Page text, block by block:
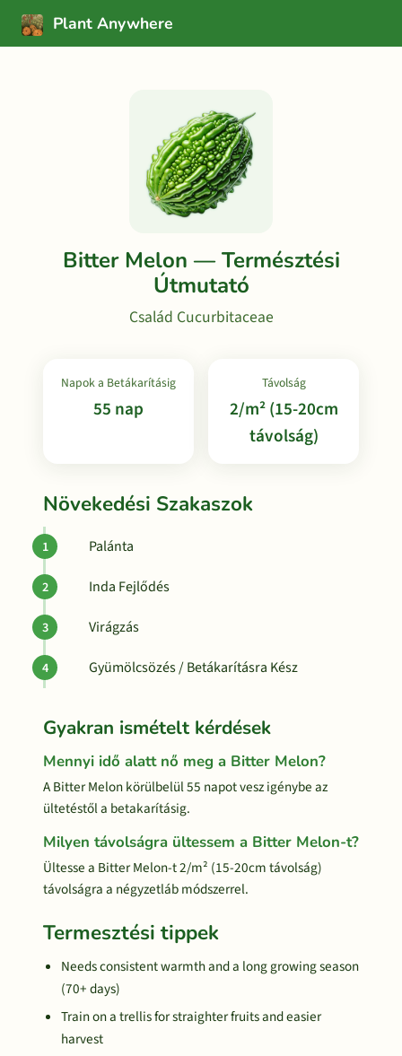
Plant Anywhere
Bitter Melon — Természtési
Útmutató
Család Cucurbitaceae
Napok a Betákarításig
55 nap
Távolság
2/m² (15-20cm
távolság)
Növekedési Szakaszok
Palánta
Inda Fejlődés
Virágzás
Gyümölcsözés / Betákarításra Kész
Gyakran ismételt kérdések
Mennyi idő alatt nő meg a Bitter Melon?
A Bitter Melon körülbelül 55 napot vesz igénybe az
ültetéstől a betakarításig.
Milyen távolságra ültessem a Bitter Melon-t?
Ültesse a Bitter Melon-t 2/m² (15-20cm távolság)
távolságra a négyzetláb módszerrel.
Termesztési tippek
Needs consistent warmth and a long growing season
(70+ days)
Train on a trellis for straighter fruits and easier
harvest